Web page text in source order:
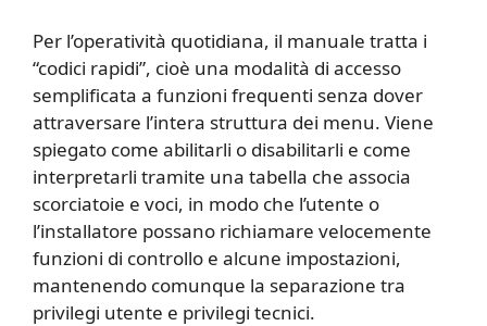
Per l’operatività quotidiana, il manuale tratta i
“codici rapidi”, cioè una modalità di accesso
semplificata a funzioni frequenti senza dover
attraversare l’intera struttura dei menu. Viene
spiegato come abilitarli o disabilitarli e come
interpretarli tramite una tabella che associa
scorciatoie e voci, in modo che l’utente o
l’installatore possano richiamare velocemente
funzioni di controllo e alcune impostazioni,
mantenendo comunque la separazione tra
privilegi utente e privilegi tecnici.